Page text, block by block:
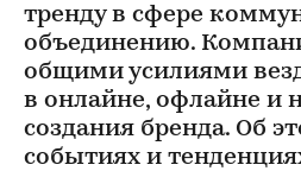
тренду в сфере
объединению.
общими усилиями
в онлайне, офлайне и
создания бренда. Об
событиях и